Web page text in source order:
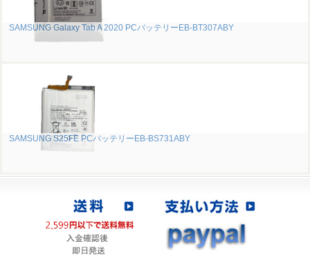
SAMSUNG Galaxy Tab A 2020 PCバッテリーEB-BT307ABY
SAMSUNG S25FE PCバッテリーEB-BS731ABY